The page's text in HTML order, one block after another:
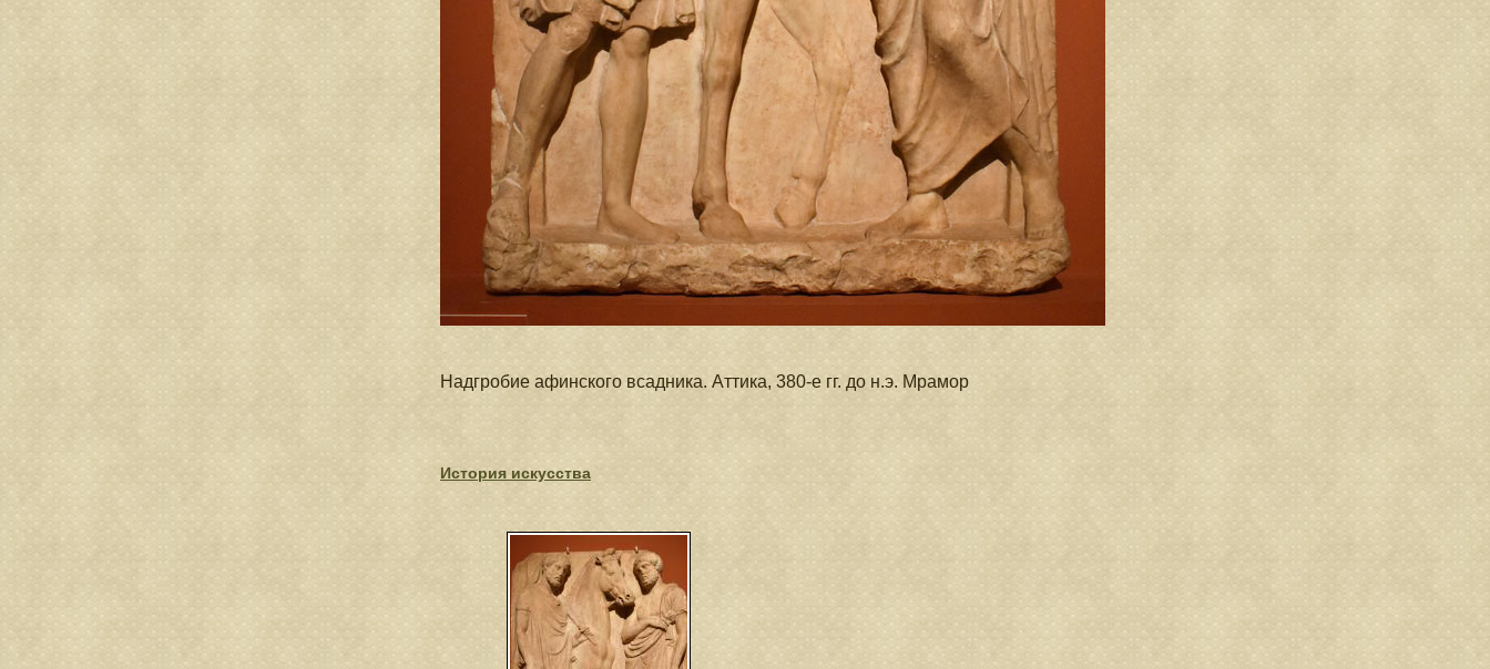
Надгробие афинского всадника. Аттика, 380-е гг. до н.э. Мрамор
История искусства